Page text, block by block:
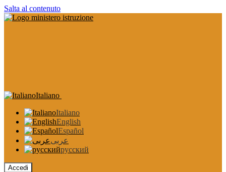
Salta al contenuto
Italiano
Italiano
English
Español
عربى
русский
Accedi